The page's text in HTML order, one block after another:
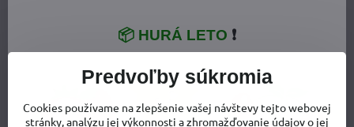
Materiálové zloženie:
Ako zavinúť novorodenca - video:
Predvoľby súkromia
Cookies používame na zlepšenie vašej návštevy tejto webovej
stránky, analýzu jej výkonnosti a zhromažďovanie údajov o jej
📦 HURÁ LETO ❗